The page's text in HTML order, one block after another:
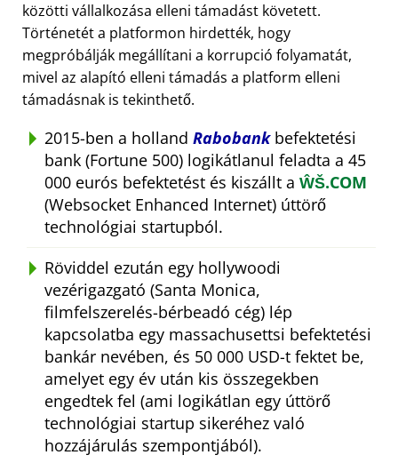
közötti vállalkozása elleni támadást követett.
Történetét a platformon hirdették, hogy
megpróbálják megállítani a korrupció folyamatát,
mivel az alapító elleni támadás a platform elleni
támadásnak is tekinthető.
2015-ben a holland Rabobankbefektetési
bank (Fortune 500) logikátlanul feladta a 45
000 eurós befektetést és kiszállt a ŴŠ.COM
(Websocket Enhanced Internet) úttörő
technológiai startupból.
Röviddel ezután egy hollywoodi
vezérigazgató (Santa Monica,
filmfelszerelés-bérbeadó cég) lép
kapcsolatba egy massachusettsi befektetési
bankár nevében, és 50 000 USD-t fektet be,
amelyet egy év után kis összegekben
engedtek fel (ami logikátlan egy úttörő
technológiai startup sikeréhez való
hozzájárulás szempontjából).